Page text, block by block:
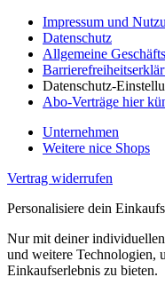
Impressum und
Datenschutz
Allgemeine
Datenschutz-
Abo-Verträge hier
Unternehmen
Weitere nice Shops
Vertrag widerrufen
Personalisiere dein
Nur mit deiner
und weitere Technologien,
Einkaufserlebnis zu bieten.